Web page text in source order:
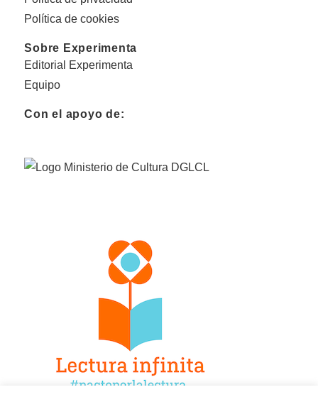
Política de cookies
Sobre Experimenta
Editorial Experimenta
Equipo
Con el apoyo de: